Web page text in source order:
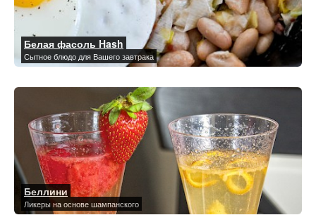
Белая фасоль Hash
Сытное блюдо для Вашего завтрака
Беллини
Ликеры на основе шампанского